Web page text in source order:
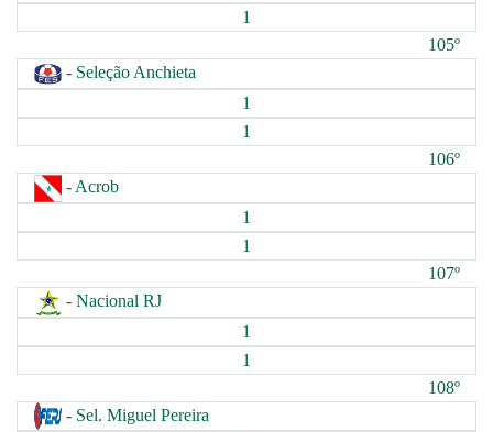
1
105º
- Seleção Anchieta
1
1
106º
- Acrob
1
1
107º
- Nacional RJ
1
1
108º
- Sel. Miguel Pereira